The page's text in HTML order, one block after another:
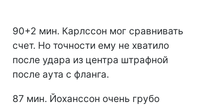
90+2 мин. Карлссон мог сравнивать
счет. Но точности ему не хватило
после удара из центра штрафной
после аута с фланга.
87 мин. Йоханссон очень грубо